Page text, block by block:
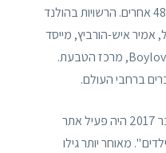
מדינות עצרה 184 חשודים וזיהתה 486 אחרים. הרשויות בהולנד
37, יליד ישראל, אמיר איש-הורביץ, מייסד
ובעלים של פורום האינטרנט Boylover.net, מרכז הטבעת.
לזמן קצר בין אפריל 2016 לספטמבר 2017 היה פעיל אתר
". מאוחר יותר גילו